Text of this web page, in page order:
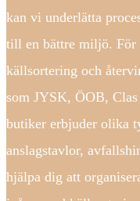
kan vi underlätta
till en bättre miljö. För
källsortering och
som JYSK, ÖOB,
butiker erbjuder olika
anslagstavlor,
hjälpa dig att